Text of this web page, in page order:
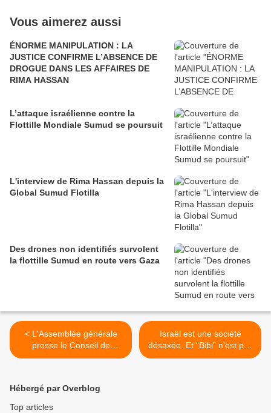
Vous aimerez aussi
ÉNORME MANIPULATION : LA
JUSTICE CONFIRME L’ABSENCE DE
DROGUE DANS LES AFFAIRES DE
RIMA HASSAN
L’attaque israélienne contre la
Flottille Mondiale Sumud se poursuit
L'interview de Rima Hassan depuis la
Global Sumud Flotilla
Des drones non identifiés survolent
la flottille Sumud en route vers Gaza
< L'Assemblée générale
presse le Conseil de
sécurité de réexaminer «
entière
Israël est une société
désaxée. Et “Bibi” n’est pas
le seul à blâmer >
Hébergé par Overblog
Top articles